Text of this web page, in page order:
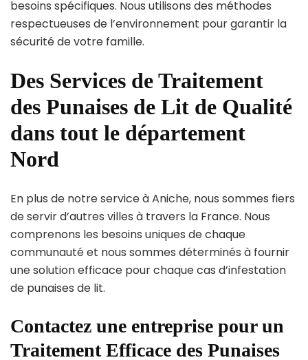
besoins spécifiques. Nous utilisons des méthodes
respectueuses de l’environnement pour garantir la
sécurité de votre famille.
Des Services de Traitement
des Punaises de Lit de Qualité
dans tout le département
Nord
En plus de notre service à Aniche, nous sommes fiers
de servir d’autres villes à travers la France. Nous
comprenons les besoins uniques de chaque
communauté et nous sommes déterminés à fournir
une solution efficace pour chaque cas d’infestation
de punaises de lit.
Contactez une entreprise pour un
Traitement Efficace des Punaises